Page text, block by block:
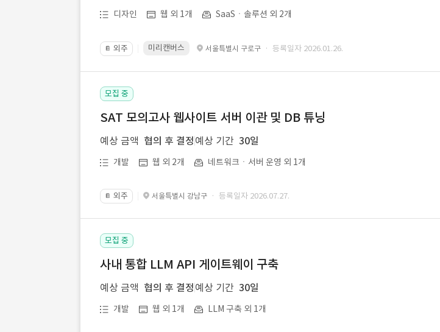
디자인 웹 외 1개 SaaSㆍ솔루션 외 2개
📔 외주 미리캔버스 서울특별시 구로구 · 등록일자 2026.01.26.
모집 중
SAT 모의고사 웹사이트 서버 이관 및 DB 튜닝
예상 금액 협의 후 결정 예상 기간 30일
개발 웹 외 2개 네트워크ㆍ서버 운영 외 1개
📔 외주 서울특별시 강남구 · 등록일자 2026.07.27.
모집 중
사내 통합 LLM API 게이트웨이 구축
예상 금액 협의 후 결정 예상 기간 30일
개발 웹 외 1개 LLM 구축 외 1개